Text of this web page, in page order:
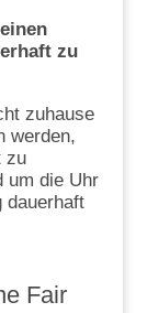
zu
zuhause
werden,
zu
um die Uhr
dauerhaft
Fair